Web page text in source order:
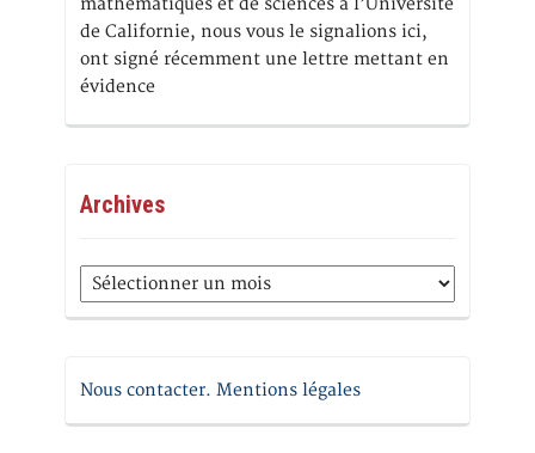
de Californie, nous vous le signalions ici,
ont signé récemment une lettre mettant en
évidence
Archives
Archives
Nous contacter. Mentions légales